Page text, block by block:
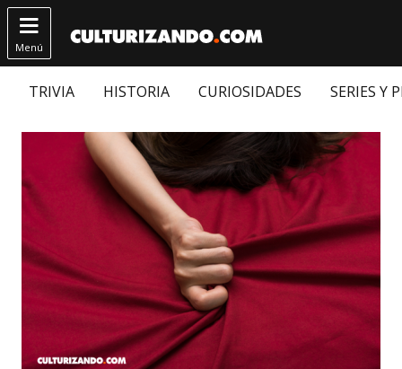

Menú
TRIVIA HISTORIA CURIOSIDADES SERIES Y